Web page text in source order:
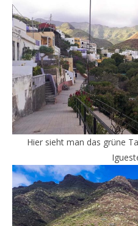
Hier sieht man das grüne